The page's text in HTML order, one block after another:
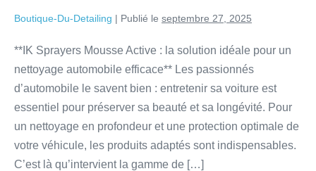
Boutique-Du-Detailing | Publié le septembre 27, 2025
**IK Sprayers Mousse Active : la solution idéale pour un
nettoyage automobile efficace** Les passionnés
d’automobile le savent bien : entretenir sa voiture est
essentiel pour préserver sa beauté et sa longévité. Pour
un nettoyage en profondeur et une protection optimale de
votre véhicule, les produits adaptés sont indispensables.
C’est là qu’intervient la gamme de […]